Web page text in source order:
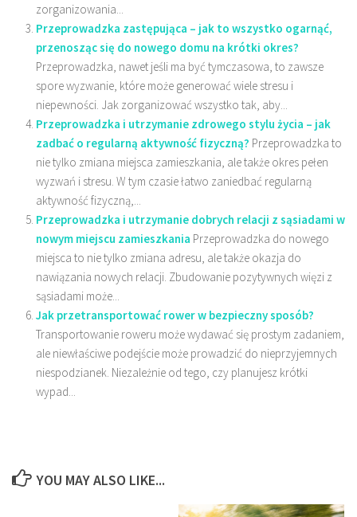
zorganizowania...
Przeprowadzka zastępująca – jak to wszystko ogarnąć,
przenosząc się do nowego domu na krótki okres?
Przeprowadzka, nawet jeśli ma być tymczasowa, to zawsze
spore wyzwanie, które może generować wiele stresu i
niepewności. Jak zorganizować wszystko tak, aby...
Przeprowadzka i utrzymanie zdrowego stylu życia – jak
zadbać o regularną aktywność fizyczną? Przeprowadzka to
nie tylko zmiana miejsca zamieszkania, ale także okres pełen
wyzwań i stresu. W tym czasie łatwo zaniedbać regularną
aktywność fizyczną,...
Przeprowadzka i utrzymanie dobrych relacji z sąsiadami w
nowym miejscu zamieszkania Przeprowadzka do nowego
miejsca to nie tylko zmiana adresu, ale także okazja do
nawiązania nowych relacji. Zbudowanie pozytywnych więzi z
sąsiadami może...
Jak przetransportować rower w bezpieczny sposób?
Transportowanie roweru może wydawać się prostym zadaniem,
ale niewłaściwe podejście może prowadzić do nieprzyjemnych
niespodzianek. Niezależnie od tego, czy planujesz krótki
wypad...
YOU MAY ALSO LIKE...